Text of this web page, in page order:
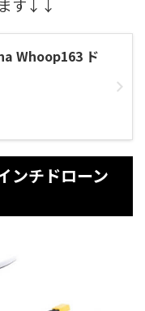
ます↓↓
Whoop163 ド
ンチドローン